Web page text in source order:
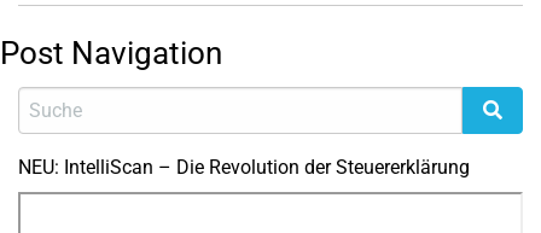
Post Navigation
NEU: IntelliScan – Die Revolution der Steuererklärung